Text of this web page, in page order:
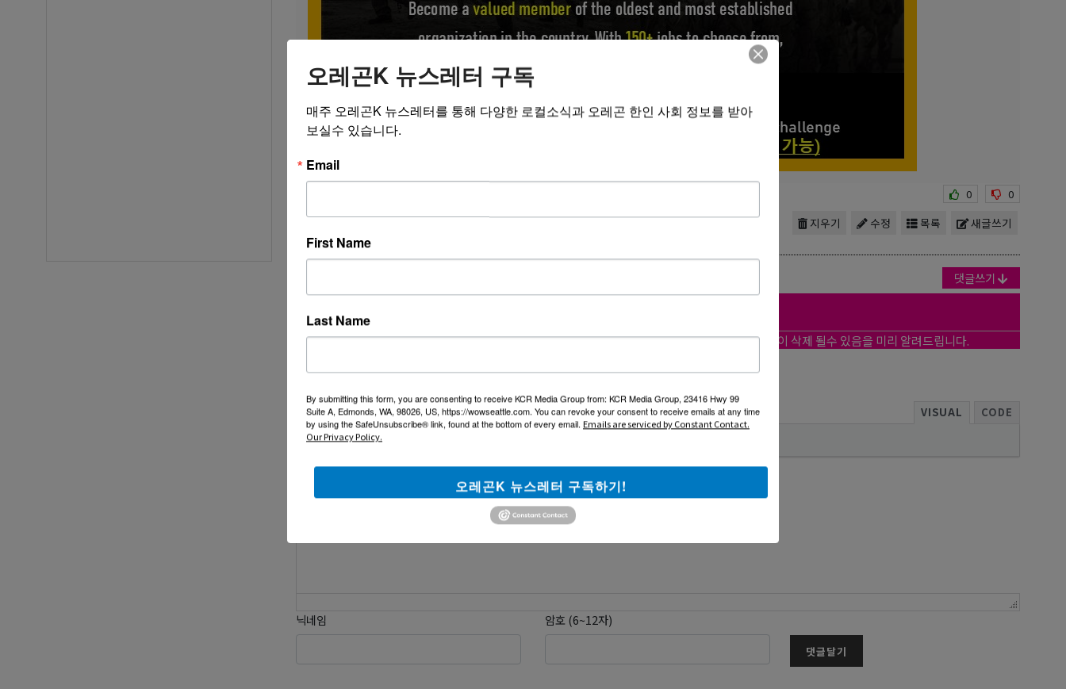
0 0
새글쓰기
목록
수정
지우기
댓글쓰기
게시판 이용안내
게시판 용도와 맞지 않는 비방, 욕설이 포함된 글은 저희 사이트의 운영 방침에 따라 작성자의 의견없이 삭제 될수 있음을 미리 알려드립니다.
댓글쓰기
VISUAL CODE
닉네임 암호 (6~12자)
댓글달기
오레곤K 뉴스레터 구독
매주 오레곤K 뉴스레터를 통해 다양한 로컬소식과 오레곤 한인 사회 정보를 받아
보실수 있습니다.
Email
First Name
Last Name
By submitting this form, you are consenting to receive KCR Media Group from: KCR Media Group, 23416 Hwy 99
Suite A, Edmonds, WA, 98026, US, https://wowseattle.com. You can revoke your consent to receive emails at any time
by using the SafeUnsubscribe® link, found at the bottom of every email. Emails are serviced by Constant Contact.
Our Privacy Policy.
오레곤K 뉴스레터 구독하기!